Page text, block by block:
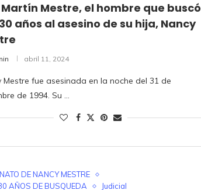
Martín Mestre, el hombre que buscó
años al asesino de su hija, Nancy
abril 11, 2024
Mestre fue asesinada en la noche del 31 de
de 1994. Su …
DE NANCY MESTRE
AÑOS DE BUSQUEDA
Judicial